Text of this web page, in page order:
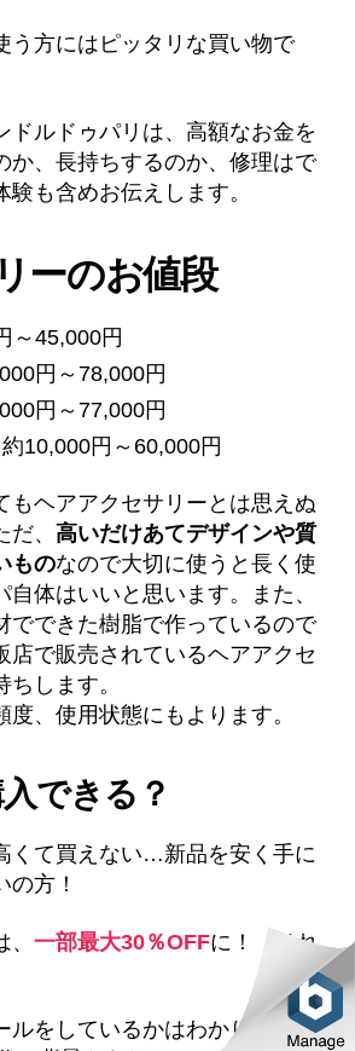
う方にはピッタリな買い物で
ドルドゥパリは、高額なお金を
か、長持ちするのか、修理はで
験も含めお伝えします。
ーのお値段
～45,000円
円～78,000円
円～77,000円
10,000円～60,000円
もヘアアクセサリーとは思えぬ
、 高いだけあてデザインや質
ものなので大切に使うと長く使
自体はいいと思います。また、
でできた樹脂で作っているので
店で販売されているヘアアクセ
します。
、使用状態にもよります。
できる？
くて買えない…新品を安く手に
の方！
一部最大30％OFFに！（それ
ルをしているかはわかりません